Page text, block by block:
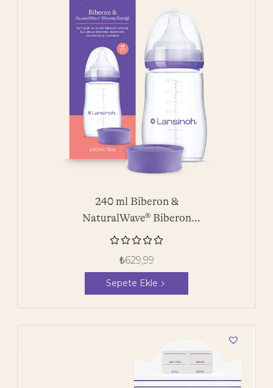
240 ml Biberon &
NaturalWave® Biberon
Emziği

₺629,99
Sepete Ekle